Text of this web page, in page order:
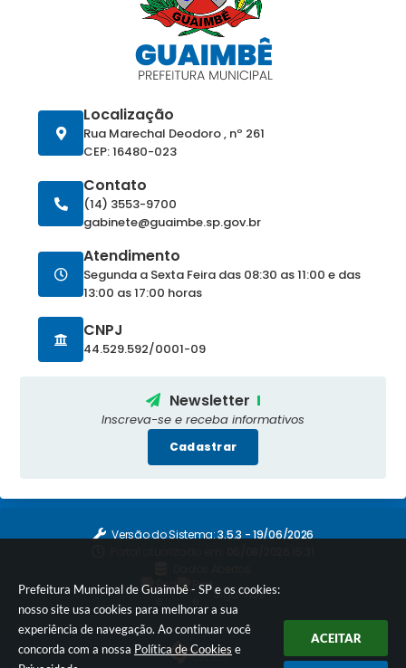
Prefeitura Municipal de Guaimbê - SP e os cookies:
nosso site usa cookies para melhorar a sua
experiência de navegação. Ao continuar você
concorda com a nossa Política de Cookies e
ACEITAR
Localização
Rua Marechal Deodoro , nº 261
CEP: 16480-023
Contato
(14) 3553-9700
gabinete@guaimbe.sp.gov.br
Atendimento
Segunda a Sexta Feira das 08:30 as 11:00 e das
13:00 as 17:00 horas
CNPJ
44.529.592/0001-09
Newsletter
Inscreva-se e receba informativos
Cadastrar
Versão do Sistema:3.5.3 - 19/06/2026
Siga-nos